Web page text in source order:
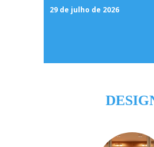
29 de julho de 2026